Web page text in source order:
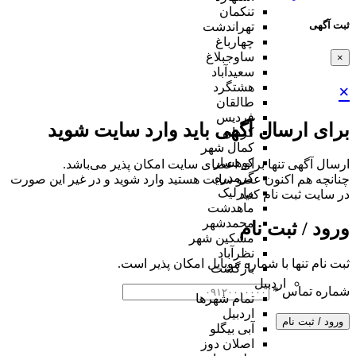
ثبت آگهی
×
×
برای ارسال آگهی باید وارد سایت شوید
ارسال آگهی تنها برای اعضای سایت امکان پذیر می‌باشد.
چنانچه هم‌ اکنون عضو سایت هستید وارد شوید و در غیر این صورت
در سایت ثبت نام کنید
ورود / ثبت نام
ثبت نام تنها با شماره موبایل امکان پذیر است.
شماره تماس*
ورود / ثبت نام
تنکمان
تهراندشت
چهارباغ
ساوجبلاغ
سعیدآباد
هشتگرد
طالقان
فردیس
کردان
کمال شهر
کوهسار
گرمدره
مارلیک
ماهدشت
محمدشهر
مشکین شهر
نظرآباد
بازگشت
اردبیل
تمام شهر‌ها
اردبیل
آبی بیگلو
اصلان دوز